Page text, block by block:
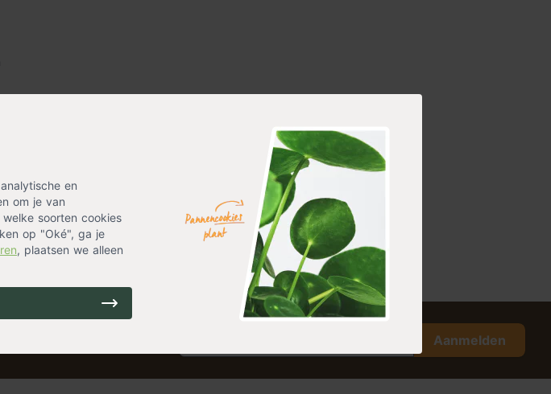
en
om je van
soorten cookies
op "Oké", ga je
, plaatsen we alleen
en ontvang eenmalig
Aanmelden